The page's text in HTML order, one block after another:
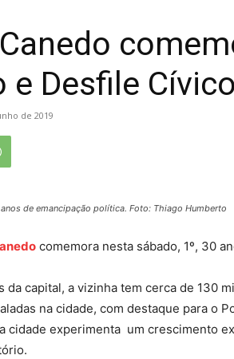
e Desfile
de 2019
de emancipação política. Foto: Thiago Humberto
comemora nesta sábado, 1º, 30
da capital, a vizinha tem cerca de 130
na cidade, com destaque para o
cidade experimenta um crescimento